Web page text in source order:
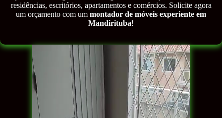
residências, escritórios, apartamentos e comércios. Solicite agora
um orçamento com um montador de móveis experiente em
Mandirituba!